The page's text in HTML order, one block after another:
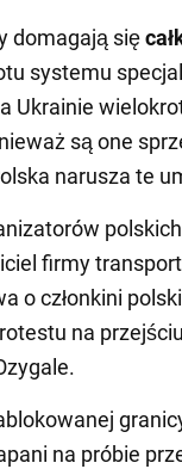
domagają się
systemu
Ukrainie
są one
narusza te
firmy
o członkini
na
na próbie